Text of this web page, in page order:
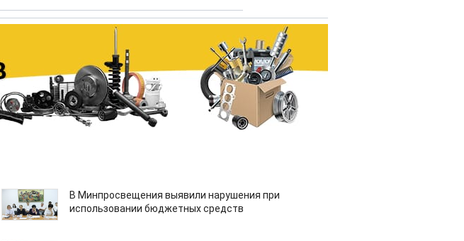
В Минпросвещения выявили нарушения при
использовании бюджетных средств